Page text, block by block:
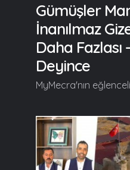
Gümüşler
İnanılmaz
Daha Fazlası
Deyince